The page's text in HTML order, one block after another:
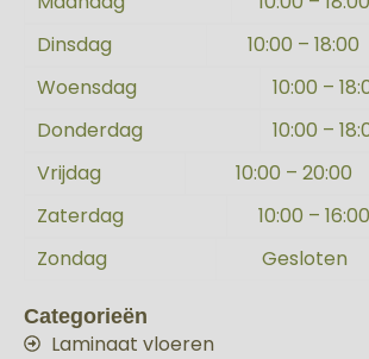
Dinsdag
10:00 – 18:00
Woensdag
10:00 –
Donderdag
10:00 –
Vrijdag
10:00 – 20:00
Zaterdag
10:00 – 16:00
Zondag
Gesloten
Categorieën
Laminaat vloeren